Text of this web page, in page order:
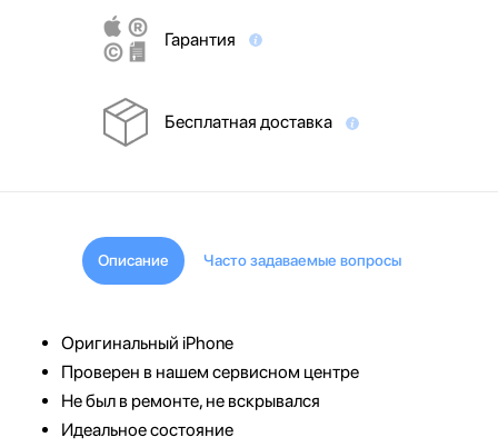
Гарантия
Бесплатная доставка
Описание Часто задаваемые вопросы
Оригинальный iPhone
Проверен в нашем сервисном центре
Не был в ремонте, не вскрывался
Идеальное состояние